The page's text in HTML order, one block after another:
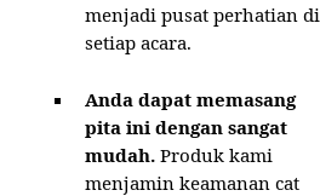
menjadi pusat perhatian di
setiap acara.
Anda dapat memasang
pita ini dengan sangat
mudah. Produk kami
menjamin keamanan cat